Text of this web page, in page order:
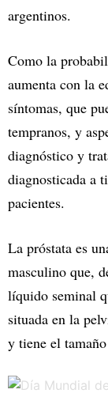
argentinos.
Como la
aumenta con la
síntomas, que
tempranos, y
diagnóstico y
diagnosticada a
pacientes.
La próstata es
masculino que,
líquido seminal
situada en la
y tiene el